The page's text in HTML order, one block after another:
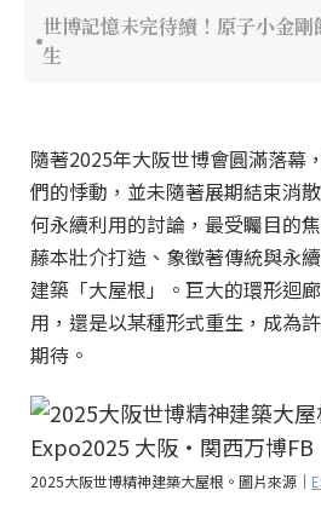
世博記憶未完待續！原子小金
生
隨著2025年大阪世博會圓滿落幕
們的悸動，並未隨著展期結束消
何永續利用的討論，最受矚目的
藤本壯介打造、象徵著傳統與永
建築「大屋根」。巨大的環形迴
用，還是以某種形式重生，成為
期待。
2025大阪世博精神建築大屋根。圖片來源｜